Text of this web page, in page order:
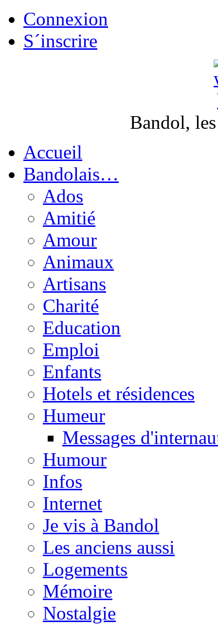
Connexion
S´inscrire
Bandol,
Accueil
Bandolais…
Ados
Amitié
Amour
Animaux
Artisans
Charité
Education
Emploi
Enfants
Hotels et résidences
Humeur
Messages
Humour
Infos
Internet
Je vis à Bandol
Les anciens aussi
Logements
Mémoire
Nostalgie